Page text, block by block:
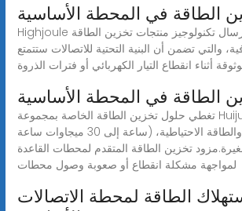
الطاقة في المحطة الأساسية
Highjoule تقدم شركة يونيفرسال تكنولوجيز منتجات تخزين الطاقة
والتي تضمن أن البنية التحتية للاتصالات ستتمتع
الطاقة في المحطة الأساسية
تغطي حلول تخزين الطاقة الخاصة بمجموعة Huijue (30 كيلووات
ساعة إلى 30 ميجاوات ساعة) إدارة التكاليف، والطاقة الاحتياطية،
تخزين الطاقة المتقدم لمحطات القاعدة
لمواجهة مشكلة انقطاع أو صعوبة وصول محطات
الطاقة لمحطة الاتصالات